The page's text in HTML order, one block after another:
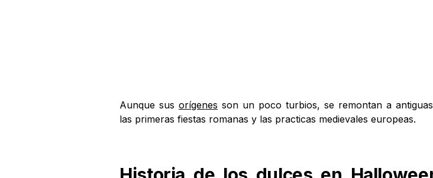
Aunque sus orígenes son un poco turbios, se remontan a
las primeras fiestas romanas y las practicas medievales europeas.